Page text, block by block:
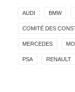
AUDI BMW
COMITÉ DES
MERCEDES
PSA RENAULT